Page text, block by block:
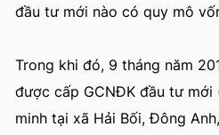
đầu tư mới nào có quy mô
Trong khi đó, 9 tháng năm
được cấp GCNĐK đầu tư mới
minh tại xã Hải Bối, Đông